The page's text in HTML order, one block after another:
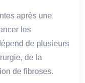
après une
les
de plusieurs
de la
de fibroses.